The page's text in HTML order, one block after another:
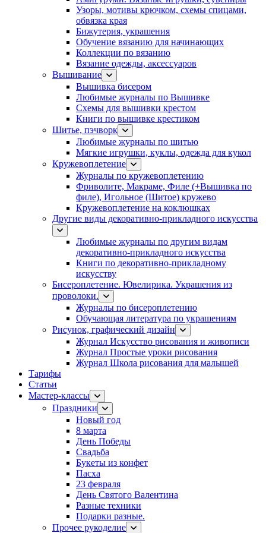
Узоры, мотивы крючком, схемы спицами,
обвязка края
Бижутерия, украшения
Обучение вязанию для начинающих
Коллекции по вязанию
Вязание одежды, аксессуаров
Вышивание
Вышивка бисером
Любимые журналы по Вышивке
Схемы для вышивки крестом
Книги по вышивке крестиком
Шитье, пэчворк
Любимые журналы по шитью
Мягкие игрушки, куклы, одежда для кукол
Кружевоплетение
Журналы по кружевоплетению
Фриволите, Макраме, Филе (+Вышивка по
филе), Игольное (Шитое) кружево
Кружевоплетение на коклюшках
Другие виды декоративно-прикладного искусства
Любимые журналы по другим видам
декоративно-прикладного искусства
Книги по декоративно-прикладному
искусству
Бисероплетение. Ювелирика. Украшения из
проволоки.
Журналы по бисероплетению
Обучающая литература по украшениям
Рисунок, графический дизайн
Журнал Искусство рисования и живописи
Журнал Простые уроки рисования
Журнал Школа рисования для малышей
Тарифы
Статьи
Мастер-классы
Праздники
Новый год
8 марта
День Победы
Свадьба
Букеты из конфет
Пасха
23 февраля
День Святого Валентина
Разные техники
Подарки разные.
Прочее рукоделие